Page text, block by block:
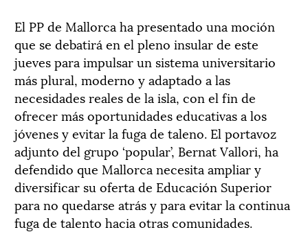
El PP de Mallorca ha presentado una moción
que se debatirá en el pleno insular de este
jueves para impulsar un sistema universitario
más plural, moderno y adaptado a las
necesidades reales de la isla, con el fin de
ofrecer más oportunidades educativas a los
jóvenes y evitar la fuga de taleno. El portavoz
adjunto del grupo ‘popular’, Bernat Vallori, ha
defendido que Mallorca necesita ampliar y
diversificar su oferta de Educación Superior
para no quedarse atrás y para evitar la continua
fuga de talento hacia otras comunidades.